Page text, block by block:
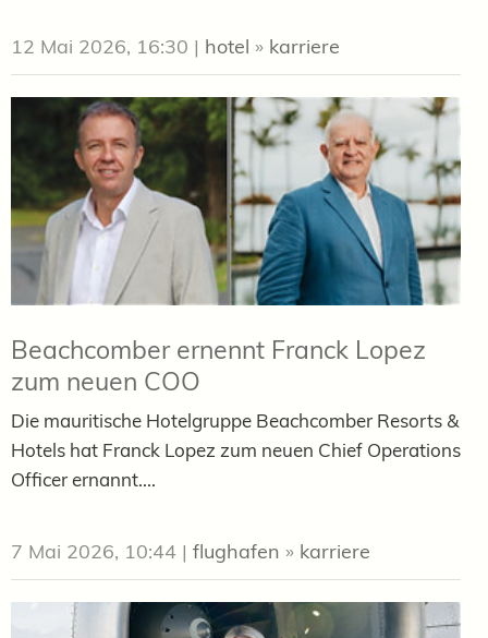
12 Mai 2026, 16:30 | hotel » karriere
Beachcomber ernennt Franck Lopez
zum neuen COO
Die mauritische Hotelgruppe Beachcomber Resorts &
Hotels hat Franck Lopez zum neuen Chief Operations
Officer ernannt....
7 Mai 2026, 10:44 | flughafen » karriere